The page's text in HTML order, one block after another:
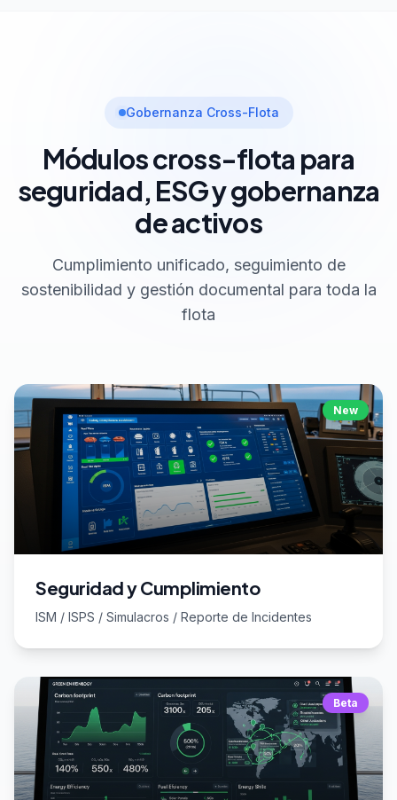
Gobernanza Cross-Flota
Módulos cross-flota para
seguridad, ESG y gobernanza
de activos
Cumplimiento unificado, seguimiento de
sostenibilidad y gestión documental para toda la
flota
New
Seguridad y Cumplimiento
ISM / ISPS / Simulacros / Reporte de Incidentes
Beta